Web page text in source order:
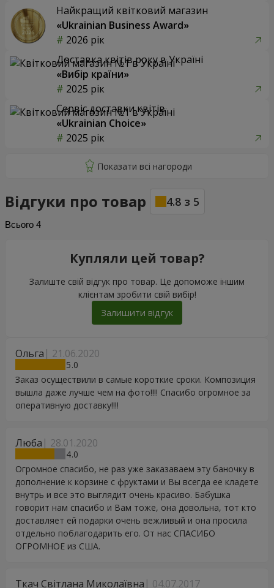
Найкращий квітковий магазин
«Ukrainian Business Award»
2026 рік
Доставка квітів року в Україні
«Вибір країни»
2025 рік
Сервіс доставки квітів
«Ukrainian Choice»
2025 рік
Відгуки про товар 4.8 з 5
Всього 4
Ольга 21.06.2020
5
Заказ осуществили в самые короткие сроки. Композиция
вышла даже лучше чем на фото!!!! Спасибо огромное за
оперативную доставку!!!!
Люба 28.01.2020
4
Огромное спасибо, не раз уже заказаваем эту баночку в
дополнение к корзине с фруктами и Вы всегда ее кладете
внутрь и все это выглядит очень красиво. Бабушка
говорит нам спасибо и Вам тоже, она довольна, тот кто
доставляет ей подарки очень вежливый и она просила
отдельно поблагодарить его. От нас СПАСИБО
ОГРОМНОЕ из США.
Ткач Світлана Миколаївна 04.07.2017
Купляли цей товар?
Залиште свій відгук про товар. Це допоможе іншим
клієнтам зробити свій вибір!
Залишити відгук